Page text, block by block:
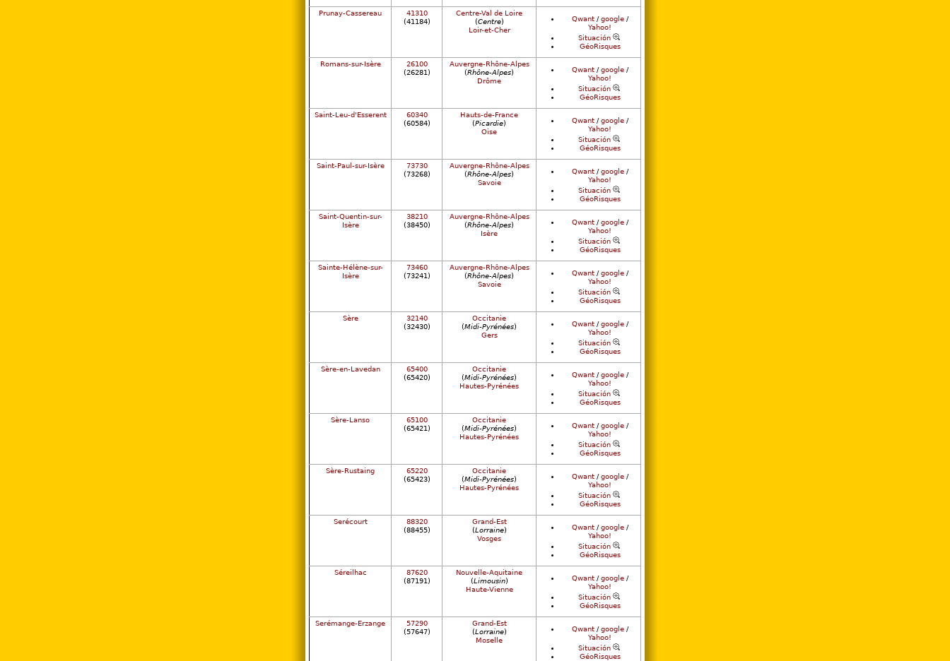
Prunay-Cassereau
41310
(41184)
Centre-Val de Loire
(Centre)
Loir-et-Cher
Qwant/google/
Yahoo!
Situación
GéoRisques
Romans-sur-Isère
26100
(26281)
Auvergne-Rhône-Alpes
(Rhône-Alpes)
Drôme
Qwant/google/
Yahoo!
Situación
GéoRisques
Saint-Leu-d'Esserent
60340
(60584)
Hauts-de-France
(Picardie)
Oise
Qwant/google/
Yahoo!
Situación
GéoRisques
Saint-Paul-sur-Isère
73730
(73268)
Auvergne-Rhône-Alpes
(Rhône-Alpes)
Savoie
Qwant/google/
Yahoo!
Situación
GéoRisques
Saint-Quentin-sur-
Isère
38210
(38450)
Auvergne-Rhône-Alpes
(Rhône-Alpes)
Isère
Qwant/google/
Yahoo!
Situación
GéoRisques
Sainte-Hélène-sur-
Isère
73460
(73241)
Auvergne-Rhône-Alpes
(Rhône-Alpes)
Savoie
Qwant/google/
Yahoo!
Situación
GéoRisques
Sère
32140
(32430)
Occitanie
(Midi-Pyrénées)
Gers
Qwant/google/
Yahoo!
Situación
GéoRisques
Sère-en-Lavedan
65400
(65420)
Occitanie
(Midi-Pyrénées)
Hautes-Pyrénées
Qwant/google/
Yahoo!
Situación
GéoRisques
Sère-Lanso
65100
(65421)
Occitanie
(Midi-Pyrénées)
Hautes-Pyrénées
Qwant/google/
Yahoo!
Situación
GéoRisques
Sère-Rustaing
65220
(65423)
Occitanie
(Midi-Pyrénées)
Hautes-Pyrénées
Qwant/google/
Yahoo!
Situación
GéoRisques
Serécourt
88320
(88455)
Grand-Est
(Lorraine)
Vosges
Qwant/google/
Yahoo!
Situación
GéoRisques
Séreilhac
87620
(87191)
Nouvelle-Aquitaine
(Limousin)
Haute-Vienne
Qwant/google/
Yahoo!
Situación
GéoRisques
Serémange-Erzange
57290
(57647)
Grand-Est
(Lorraine)
Moselle
Qwant/google/
Yahoo!
Situación
GéoRisques